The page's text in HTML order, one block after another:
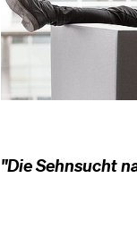
"Die Sehnsucht
Alumni